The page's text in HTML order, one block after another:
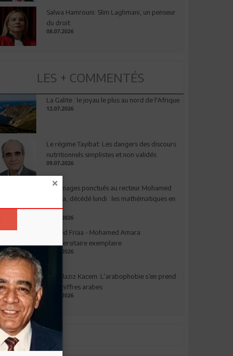
Salwa Hamrouni: Slim Laghmani, un penseur
du droit
08.07.2026
LES + COMMENTÉS
La Galite : le joyau le plus au nord de l'Afrique
12.07.2026
Le régime Tayibat: Les dangers des discours
nutritionnels simplistes et non validés
09.07.2026
Hommages ponctués au recteur Mohamed
Amara, décédé lundi : les mathématiques en
deuil
03.08.2026
Ahmed Friaa - Mohamed Amara:
l’Universitaire exemplaire
04.08.2026
Abdelaziz Kacem: L’arabophobie s’en prend
aux chiffres arabes
09.07.2026